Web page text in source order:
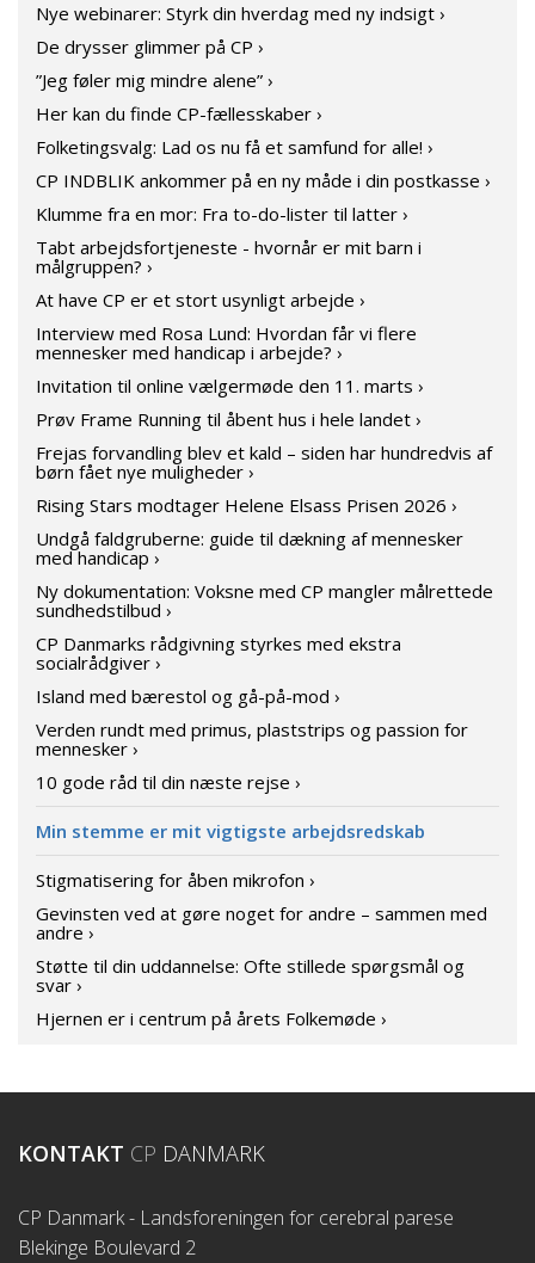
Nye webinarer: Styrk din hverdag med ny indsigt ›
De drysser glimmer på CP ›
”Jeg føler mig mindre alene” ›
Her kan du finde CP-fællesskaber ›
Folketingsvalg: Lad os nu få et samfund for alle! ›
CP INDBLIK ankommer på en ny måde i din postkasse ›
Klumme fra en mor: Fra to-do-lister til latter ›
Tabt arbejdsfortjeneste - hvornår er mit barn i
målgruppen? ›
At have CP er et stort usynligt arbejde ›
Interview med Rosa Lund: Hvordan får vi flere
mennesker med handicap i arbejde? ›
Invitation til online vælgermøde den 11. marts ›
Prøv Frame Running til åbent hus i hele landet ›
Frejas forvandling blev et kald – siden har hundredvis af
børn fået nye muligheder ›
Rising Stars modtager Helene Elsass Prisen 2026 ›
Undgå faldgruberne: guide til dækning af mennesker
med handicap ›
Ny dokumentation: Voksne med CP mangler målrettede
sundhedstilbud ›
CP Danmarks rådgivning styrkes med ekstra
socialrådgiver ›
Island med bærestol og gå-på-mod ›
Verden rundt med primus, plaststrips og passion for
mennesker ›
10 gode råd til din næste rejse ›
Min stemme er mit vigtigste arbejdsredskab
Stigmatisering for åben mikrofon ›
Gevinsten ved at gøre noget for andre – sammen med
andre ›
Støtte til din uddannelse: Ofte stillede spørgsmål og
svar ›
Hjernen er i centrum på årets Folkemøde ›
KONTAKT CP DANMARK
CP Danmark - Landsforeningen for cerebral parese
Blekinge Boulevard 2